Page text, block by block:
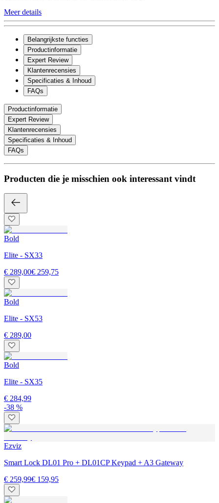
Meer details
Belangrijkste functies
Productinformatie
Expert Review
Klantenrecensies
Specificaties & Inhoud
FAQs
Productinformatie
Expert Review
Klantenrecensies
Specificaties & Inhoud
FAQs
Producten die je misschien ook interessant vindt
Bold
Elite - SX33
€ 289,00€ 259,75
Bold
Elite - SX53
€ 289,00
Bold
Elite - SX35
€ 284,99
-38 %
Ezviz
Smart Lock DL01 Pro + DL01CP Keypad + A3 Gateway
€ 259,99€ 159,95